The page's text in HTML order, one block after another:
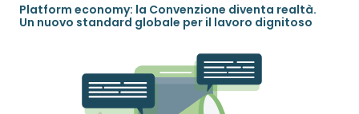
Platform economy: la Convenzione diventa realtà.
Un nuovo standard globale per il lavoro dignitoso